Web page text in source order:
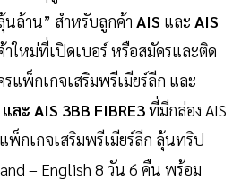
ล้าน” สำหรับลูกค้า AIS และ AIS
าใหม่ที่เปิดเบอร์ หรือสมัครและติด
แพ็กเกจเสริมพรีเมียร์ลีก และ
ละ AIS 3BB FIBRE3ที่มีกล่อง AIS
พ็กเกจเสริมพรีเมียร์ลีก ลุ้นทริป
– English 8 วัน 6 คืน พร้อม